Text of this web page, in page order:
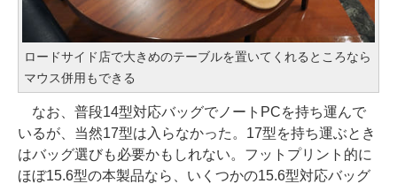
ロードサイド店で大きめのテーブルを置いてくれるところなら
マウス併用もできる
なお、普段14型対応バッグでノートPCを持ち運んで
いるが、当然17型は入らなかった。17型を持ち運ぶとき
はバッグ選びも必要かもしれない。フットプリント的に
ほぼ15.6型の本製品なら、いくつかの15.6型対応バッグ